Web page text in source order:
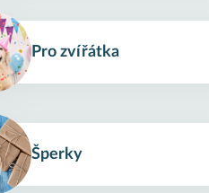
Pro zvířátka
Šperky